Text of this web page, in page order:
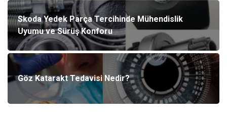
Skoda Yedek Parça Tercihinde Mühendislik
Uyumu ve Sürüş Konforu
Göz Katarakt Tedavisi Nedir?